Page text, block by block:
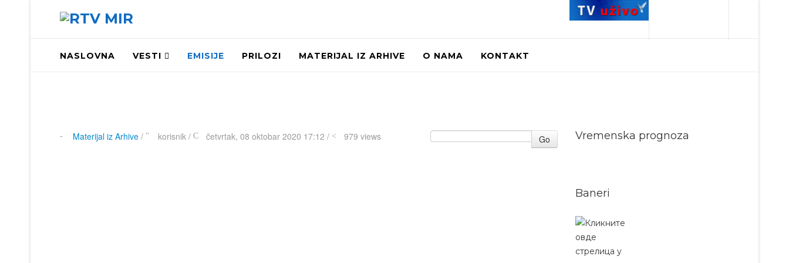
NASLOVNA VESTI EMISIJE PRILOZI MATERIJAL IZ ARHIVE O NAMA KONTAKT
Materijal iz Arhive/ korisnik / četvrtak, 08 oktobar 2020 17:12 / 979 views Go Vremenska prognoza
Baneri